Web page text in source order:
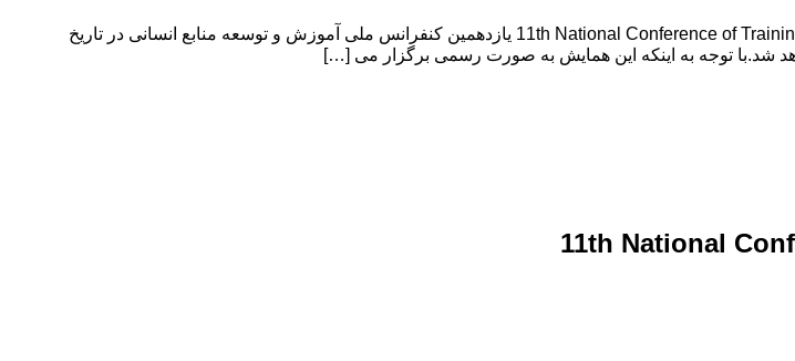
یازدهمین کنفرانس ملی آموزش و توسعه منابع انسانی 11th National Conference of Training and Human Resource Development یازدهمین کنفرانس ملی آموزش و توسعه منابع انسانی در تاریخ
11th National